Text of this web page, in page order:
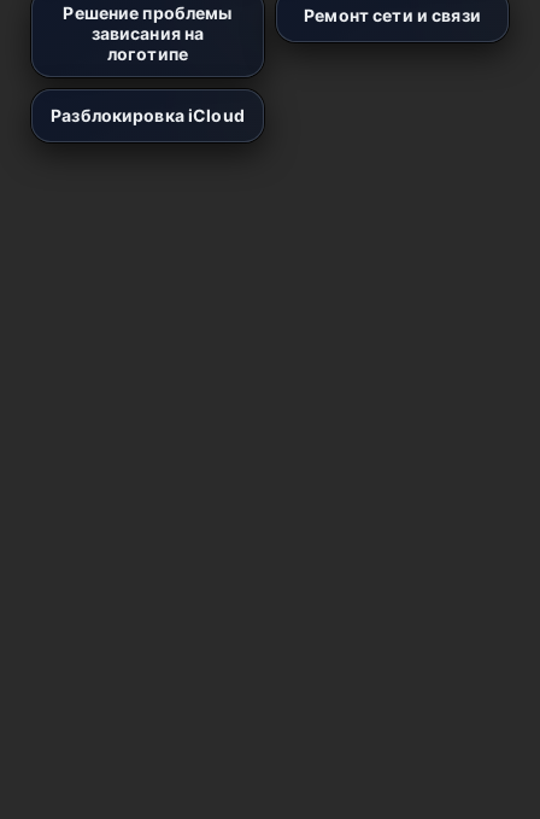
Решение проблемы
зависания на
логотипе
Ремонт сети и связи
Разблокировка iCloud